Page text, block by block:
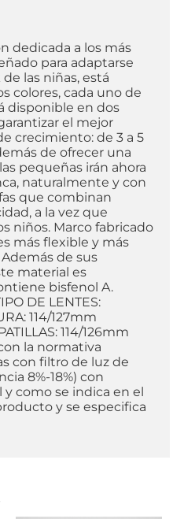
dedicada a los más
para adaptarse
las niñas, está
colores, cada uno de
disponible en dos
el mejor
crecimiento: de 3 a 5
de ofrecer una
pequeñas irán ahora
naturalmente y con
que combinan
a la vez que
niños. Marco fabricado
más flexible y más
de sus
material es
bisfenol A.
DE LENTES:
114/127mm
114/126mm
la normativa
con filtro de luz de
8%-18%) con
como se indica en el
y se especifica